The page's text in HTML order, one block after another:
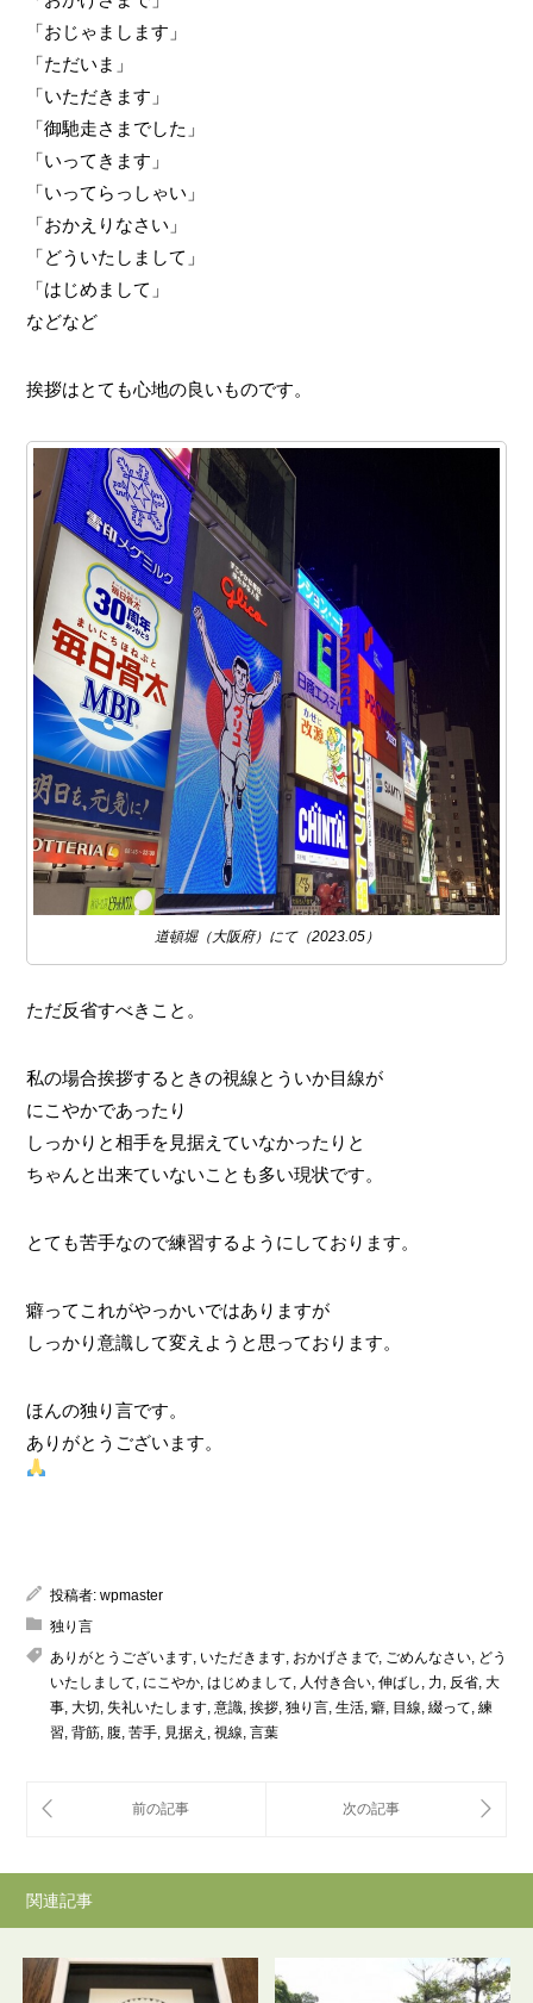
「おじゃまします」
「ただいま」
「いただきます」
「御馳走さまでした」
「いってきます」
「いってらっしゃい」
「おかえりなさい」
「どういたしまして」
「はじめまして」
などなど
挨拶はとても心地の良いものです。
道頓堀（大阪府）にて（2023.05）
ただ反省すべきこと。
私の場合挨拶するときの視線とういか目線が
にこやかであったり
しっかりと相手を見据えていなかったりと
ちゃんと出来ていないことも多い現状です。
とても苦手なので練習するようにしております。
癖ってこれがやっかいではありますが
しっかり意識して変えようと思っております。
ほんの独り言です。
ありがとうございます。
投稿者: wpmaster
独り言
ありがとうございます いただきます おかげさまで ごめんなさい どう
いたしまして にこやか はじめまして 人付き合い 伸ばし 力 反省 大
事 大切 失礼いたします 意識 挨拶 独り言 生活 癖 目線 綴って 練
習 背筋 腹 苦手 見据え 視線 言葉
関連記事